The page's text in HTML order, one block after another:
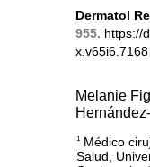
Dermatol
955. https://
x.v65i6.7168
Melanie
1 Médico
Salud,